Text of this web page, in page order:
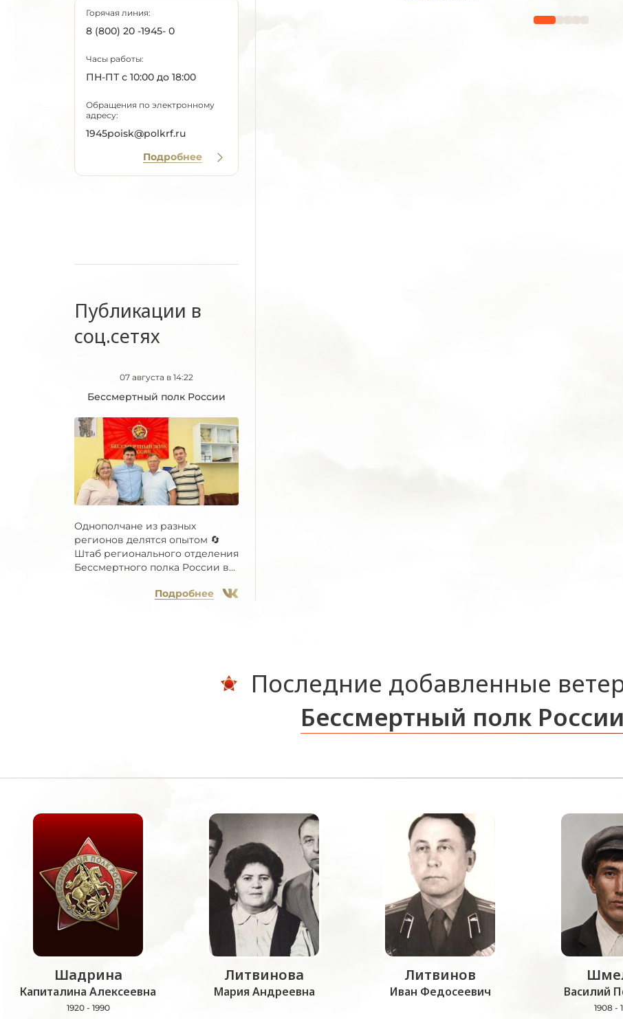
Горячая линия:
8 (800) 20 -1945- 0
Часы работы:
ПН-ПТ с 10:00 до 18:00
Обращения по электронному
адресу:
1945poisk@polkrf.ru
Подробнее
Публикации в
соц.сетях
07 августа в 14:22
Бессмертный полк России
Однополчане из разных
регионов делятся опытом 🔄
Штаб регионального отделения
Бессмертного полка России в...
Подробнее
Последние добавленные
Бессмертный полк России
Шадрина
Капиталина Алексеевна
1920 - 1990
Литвинова
Мария Андреевна
Литвинов
Иван Федосеевич Василий
1908 -